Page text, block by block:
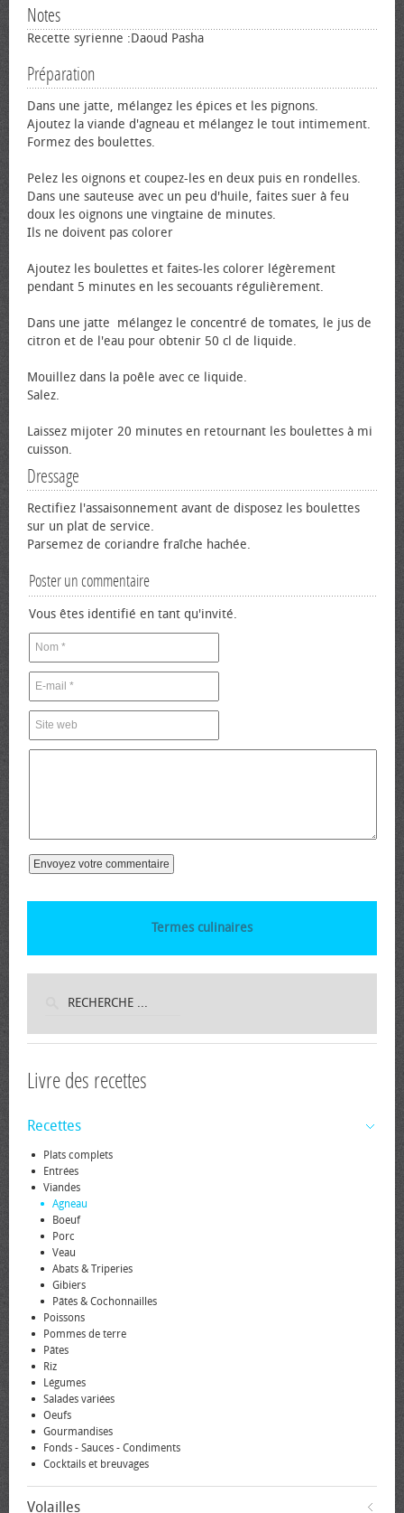
Notes
Recette syrienne :Daoud Pasha
Préparation
Dans une jatte, mélangez les épices et les pignons.
Ajoutez la viande d'agneau et mélangez le tout intimement.
Formez des boulettes.
Pelez les oignons et coupez-les en deux puis en rondelles.
Dans une sauteuse avec un peu d'huile, faites suer à feu
doux les oignons une vingtaine de minutes.
Ils ne doivent pas colorer
Ajoutez les boulettes et faites-les colorer légèrement
pendant 5 minutes en les secouants régulièrement.
Dans une jatte mélangez le concentré de tomates, le jus de
citron et de l'eau pour obtenir 50 cl de liquide.
Mouillez dans la poêle avec ce liquide.
Salez.
Laissez mijoter 20 minutes en retournant les boulettes à mi
cuisson.
Dressage
Rectifiez l'assaisonnement avant de disposez les boulettes
sur un plat de service.
Parsemez de coriandre fraîche hachée.
Poster un commentaire
Vous êtes identifié en tant qu'invité.
Termes culinaires
Livre des recettes
Recettes
Plats complets
Entrées
Viandes
Agneau
Boeuf
Porc
Veau
Abats & Triperies
Gibiers
Pâtés & Cochonnailles
Poissons
Pommes de terre
Pâtes
Riz
Légumes
Salades variées
Oeufs
Gourmandises
Fonds - Sauces - Condiments
Cocktails et breuvages
Volailles